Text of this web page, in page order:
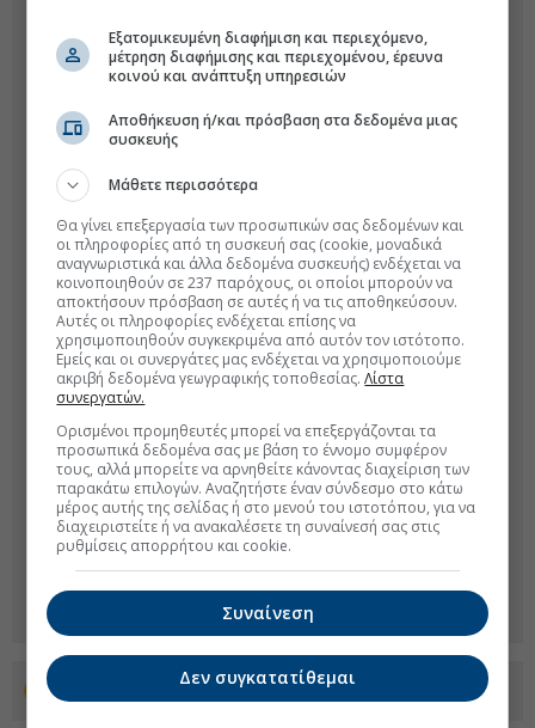
Προσθέστε το euro2day.gr στο Discover
Εξατομικευμένη διαφήμιση και περιεχόμενο,
μέτρηση διαφήμισης και περιεχομένου, έρευνα
κοινού και ανάπτυξη υπηρεσιών
Αποθήκευση ή/και πρόσβαση στα δεδομένα μιας
συσκευής
Μάθετε περισσότερα
Θα γίνει επεξεργασία των προσωπικών σας δεδομένων και
οι πληροφορίες από τη συσκευή σας (cookie, μοναδικά
αναγνωριστικά και άλλα δεδομένα συσκευής) ενδέχεται να
κοινοποιηθούν σε 237 παρόχους, οι οποίοι μπορούν να
αποκτήσουν πρόσβαση σε αυτές ή να τις αποθηκεύσουν.
Αυτές οι πληροφορίες ενδέχεται επίσης να
χρησιμοποιηθούν συγκεκριμένα από αυτόν τον ιστότοπο.
Εμείς και οι συνεργάτες μας ενδέχεται να χρησιμοποιούμε
ακριβή δεδομένα γεωγραφικής τοποθεσίας.Λίστα
συνεργατών.
Ορισμένοι προμηθευτές μπορεί να επεξεργάζονται τα
προσωπικά δεδομένα σας με βάση το έννομο συμφέρον
τους, αλλά μπορείτε να αρνηθείτε κάνοντας διαχείριση των
παρακάτω επιλογών. Αναζητήστε έναν σύνδεσμο στο κάτω
μέρος αυτής της σελίδας ή στο μενού του ιστοτόπου, για να
διαχειριστείτε ή να ανακαλέσετε τη συναίνεσή σας στις
ρυθμίσεις απορρήτου και cookie.
Συναίνεση
Δεν συγκατατίθεμαι